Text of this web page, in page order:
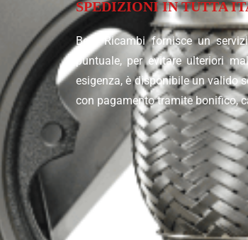
SPEDIZIONI IN TUTTA
Beta Ricambi fornisce un
puntuale, per evitare ulteriori
esigenza, è disponibile un valido
con pagamento tramite bonifico,